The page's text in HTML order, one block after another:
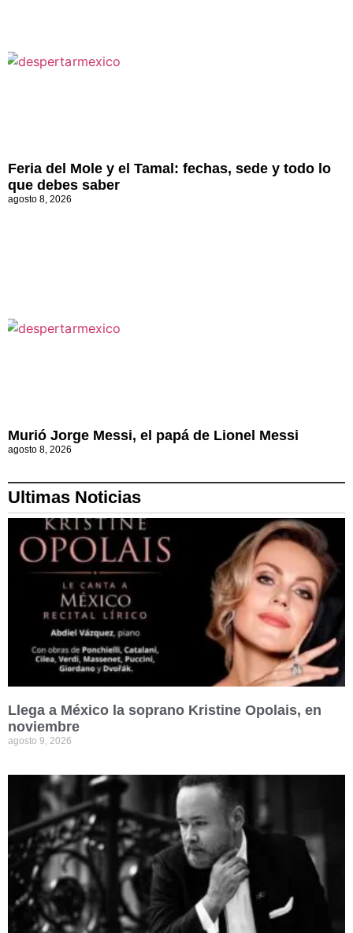
Feria del Mole y el Tamal: fechas, sede y todo lo
que debes saber
agosto 8, 2026
Murió Jorge Messi, el papá de Lionel Messi
agosto 8, 2026
Ultimas Noticias
Llega a México la soprano Kristine Opolais, en
noviembre
agosto 9, 2026